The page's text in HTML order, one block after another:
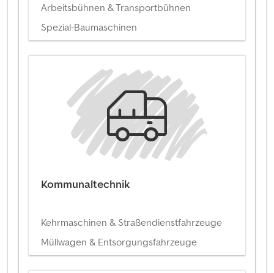
Arbeitsbühnen & Transportbühnen
Spezial-Baumaschinen
Kommunaltechnik
Kehrmaschinen & Straßendienstfahrzeuge
Müllwagen & Entsorgungsfahrzeuge